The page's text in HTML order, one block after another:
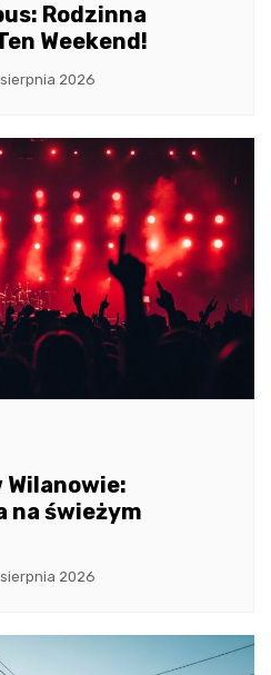
Rodzinna
Weekend!
2026
Wilanowie:
na świeżym
2026